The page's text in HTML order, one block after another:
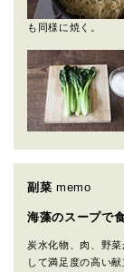
も同様に焼く。
副菜 memo
海藻のスープで
炭水化物、肉、野
して満足度の高い